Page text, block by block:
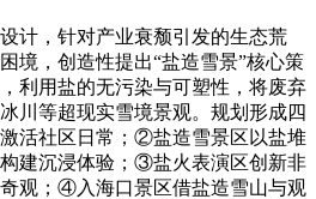
计，针对产业衰颓引发的生态荒
境，创造性提出“盐造雪景”核心策
利用盐的无污染与可塑性，将废弃
川等超现实雪境景观。规划形成四
活社区日常；②盐造雪景区以盐堆
建沉浸体验；③盐火表演区创新非
观；④入海口景区借盐造雪山与观